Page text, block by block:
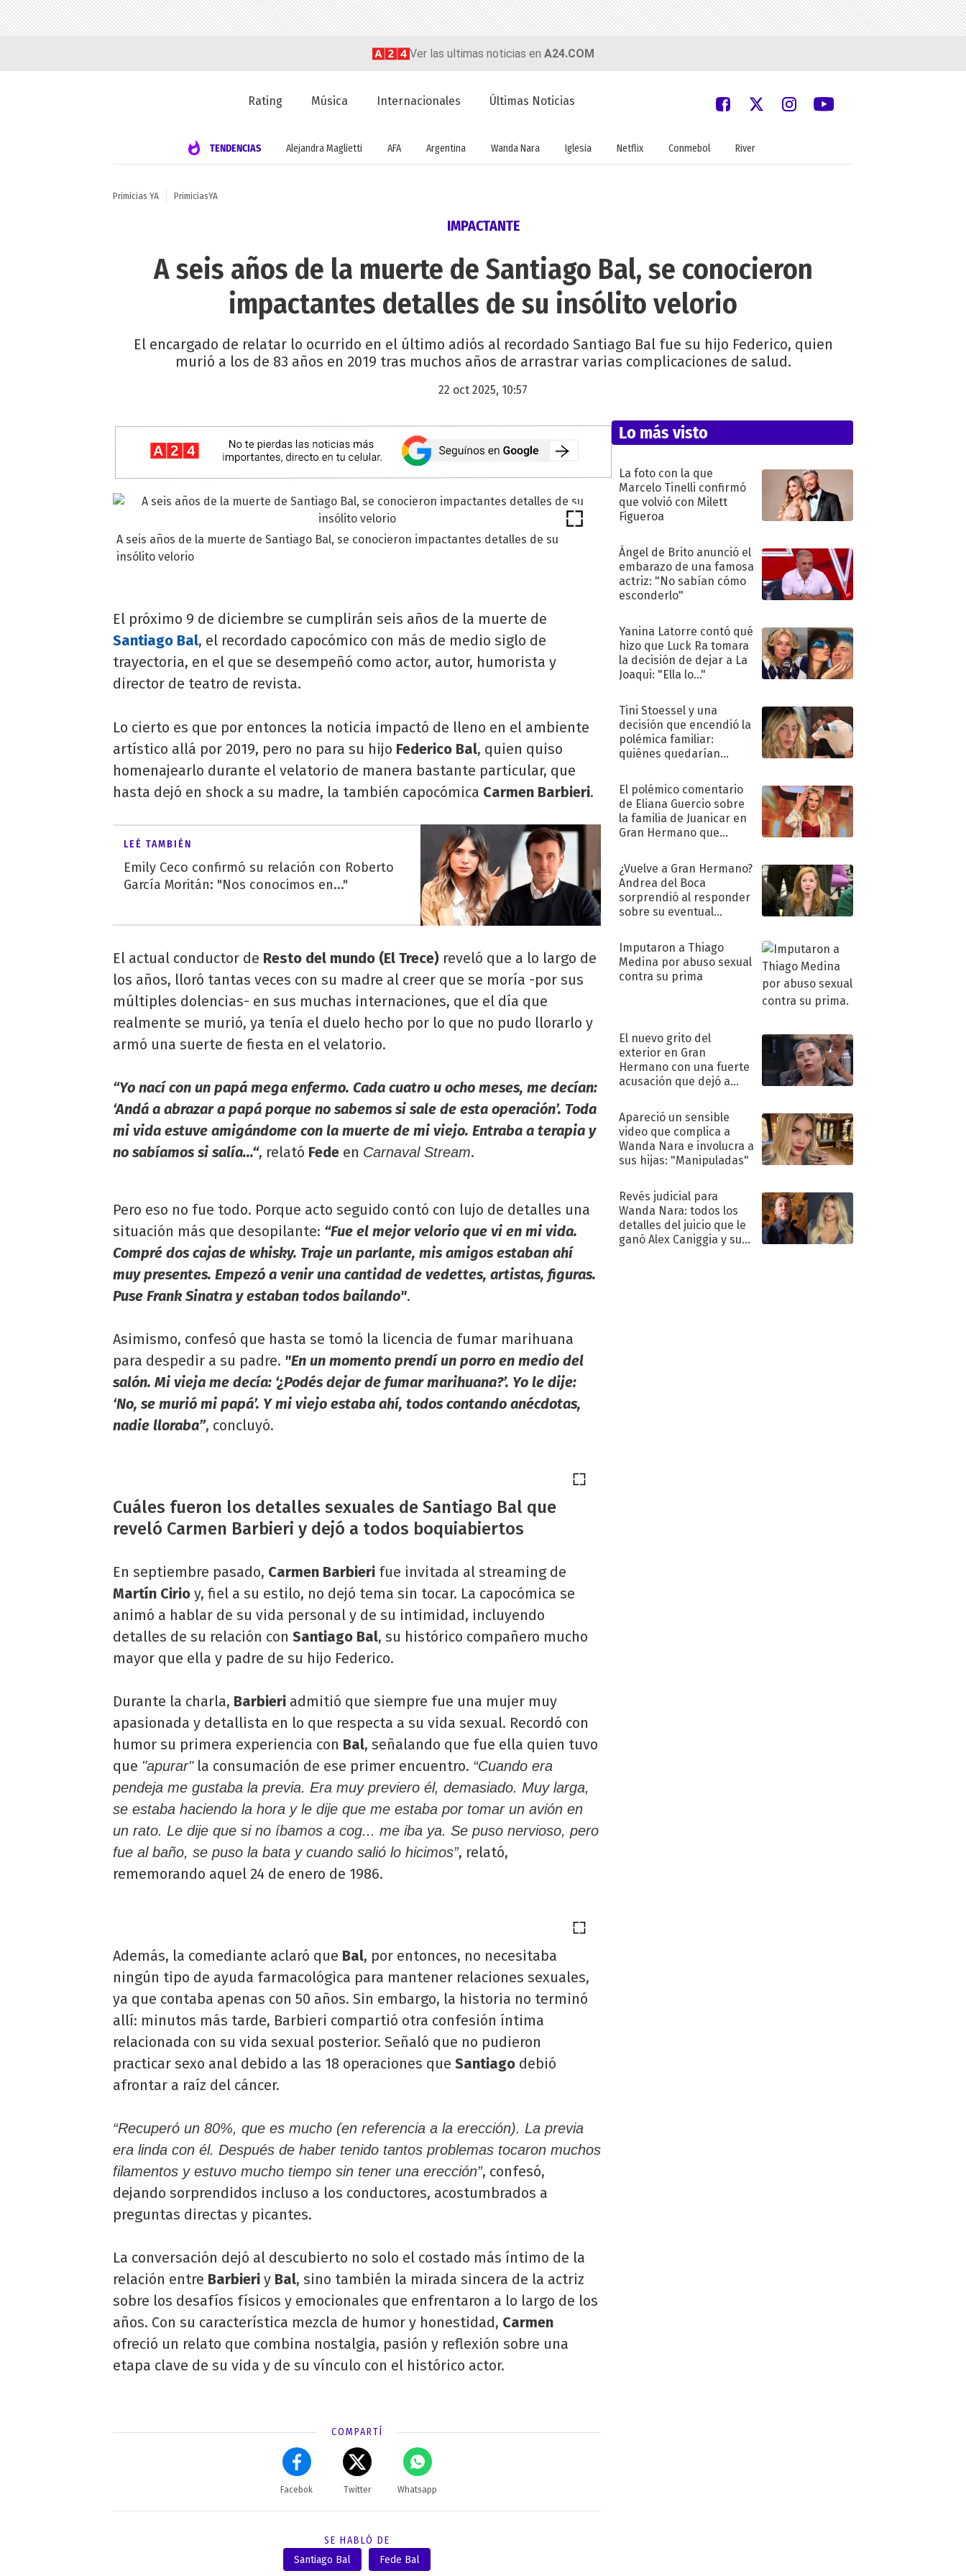
Ver las ultimas noticias en A24.COM
Rating Música Internacionales Últimas Noticias
TENDENCIAS Alejandra Maglietti AFA Argentina Wanda Nara Iglesia Netflix Conmebol River
Primicias YA PrimiciasYA
IMPACTANTE
A seis años de la muerte de Santiago Bal, se conocieron
impactantes detalles de su insólito velorio
El encargado de relatar lo ocurrido en el último adiós al recordado Santiago Bal fue su hijo Federico, quien
murió a los de 83 años en 2019 tras muchos años de arrastrar varias complicaciones de salud.
22 oct 2025, 10:57
A seis años de la muerte de Santiago Bal, se conocieron impactantes detalles de su
insólito velorio
El próximo 9 de diciembre se cumplirán seis años de la muerte de
Santiago Bal, el recordado capocómico con más de medio siglo de
trayectoria, en el que se desempeñó como actor, autor, humorista y
director de teatro de revista.
Lo cierto es que por entonces la noticia impactó de lleno en el ambiente
artístico allá por 2019, pero no para su hijo Federico Bal, quien quiso
homenajearlo durante el velatorio de manera bastante particular, que
hasta dejó en shock a su madre, la también capocómica Carmen Barbieri.
LEÉ TAMBIÉN
Emily Ceco confirmó su relación con Roberto
García Moritán: "Nos conocimos en..."
El actual conductor de Resto del mundo (El Trece) reveló que a lo largo de
los años, lloró tantas veces con su madre al creer que se moría -por sus
múltiples dolencias- en sus muchas internaciones, que el día que
realmente se murió, ya tenía el duelo hecho por lo que no pudo llorarlo y
armó una suerte de fiesta en el velatorio.
“Yo nací con un papá mega enfermo. Cada cuatro u ocho meses, me decían:
‘Andá a abrazar a papá porque no sabemos si sale de esta operación’. Toda
mi vida estuve amigándome con la muerte de mi viejo. Entraba a terapia y
no sabíamos si salía...“, relató Fede en Carnaval Stream.
Pero eso no fue todo. Porque acto seguido contó con lujo de detalles una
situación más que desopilante: “Fue el mejor velorio que vi en mi vida.
Compré dos cajas de whisky. Traje un parlante, mis amigos estaban ahí
muy presentes. Empezó a venir una cantidad de vedettes, artistas, figuras.
Puse Frank Sinatra y estaban todos bailando".
Asimismo, confesó que hasta se tomó la licencia de fumar marihuana
para despedir a su padre. "En un momento prendí un porro en medio del
salón. Mi vieja me decía: ‘¿Podés dejar de fumar marihuana?’. Yo le dije:
‘No, se murió mi papá’. Y mi viejo estaba ahí, todos contando anécdotas,
nadie lloraba”, concluyó.
Cuáles fueron los detalles sexuales de Santiago Bal que
reveló Carmen Barbieri y dejó a todos boquiabiertos
En septiembre pasado, Carmen Barbieri fue invitada al streaming de
Martín Cirio y, fiel a su estilo, no dejó tema sin tocar. La capocómica se
animó a hablar de su vida personal y de su intimidad, incluyendo
detalles de su relación con Santiago Bal, su histórico compañero mucho
mayor que ella y padre de su hijo Federico.
Durante la charla, Barbieri admitió que siempre fue una mujer muy
apasionada y detallista en lo que respecta a su vida sexual. Recordó con
humor su primera experiencia con Bal, señalando que fue ella quien tuvo
que "apurar"la consumación de ese primer encuentro. “Cuando era
pendeja me gustaba la previa. Era muy previero él, demasiado. Muy larga,
se estaba haciendo la hora y le dije que me estaba por tomar un avión en
un rato. Le dije que si no íbamos a cog... me iba ya. Se puso nervioso, pero
fue al baño, se puso la bata y cuando salió lo hicimos”, relató,
rememorando aquel 24 de enero de 1986.
Además, la comediante aclaró que Bal, por entonces, no necesitaba
ningún tipo de ayuda farmacológica para mantener relaciones sexuales,
ya que contaba apenas con 50 años. Sin embargo, la historia no terminó
allí: minutos más tarde, Barbieri compartió otra confesión íntima
relacionada con su vida sexual posterior. Señaló que no pudieron
practicar sexo anal debido a las 18 operaciones que Santiago debió
afrontar a raíz del cáncer.
“Recuperó un 80%, que es mucho (en referencia a la erección). La previa
era linda con él. Después de haber tenido tantos problemas tocaron muchos
filamentos y estuvo mucho tiempo sin tener una erección”, confesó,
dejando sorprendidos incluso a los conductores, acostumbrados a
preguntas directas y picantes.
La conversación dejó al descubierto no solo el costado más íntimo de la
relación entre Barbieri y Bal, sino también la mirada sincera de la actriz
sobre los desafíos físicos y emocionales que enfrentaron a lo largo de los
años. Con su característica mezcla de humor y honestidad, Carmen
ofreció un relato que combina nostalgia, pasión y reflexión sobre una
etapa clave de su vida y de su vínculo con el histórico actor.
COMPARTÍ
Facebok Twitter Whatsapp
SE HABLÓ DE
Santiago Bal
Fede Bal
Lo más visto
La foto con la que
Marcelo Tinelli confirmó
que volvió con Milett
Figueroa
Ángel de Brito anunció el
embarazo de una famosa
actriz: "No sabían cómo
esconderlo"
Yanina Latorre contó qué
hizo que Luck Ra tomara
la decisión de dejar a La
Joaqui: "Ella lo..."
Tini Stoessel y una
decisión que encendió la
polémica familiar:
quiénes quedarían
El polémico comentario
de Eliana Guercio sobre
la familia de Juanicar en
Gran Hermano que
¿Vuelve a Gran Hermano?
Andrea del Boca
sorprendió al responder
sobre su eventual
Imputaron a Thiago
Medina por abuso sexual
contra su prima
El nuevo grito del
exterior en Gran
Hermano con una fuerte
acusación que dejó a
"Traidora"
Apareció un sensible
video que complica a
Wanda Nara e involucra a
sus hijas: "Manipuladas"
Revés judicial para
Wanda Nara: todos los
detalles del juicio que le
ganó Alex Caniggia y sus